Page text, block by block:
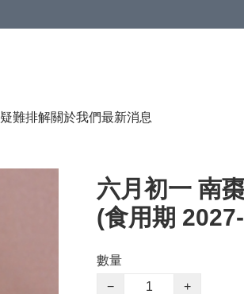
疑難排解關於我們最新消息
六月初一 南
(食用期
數量
−
+